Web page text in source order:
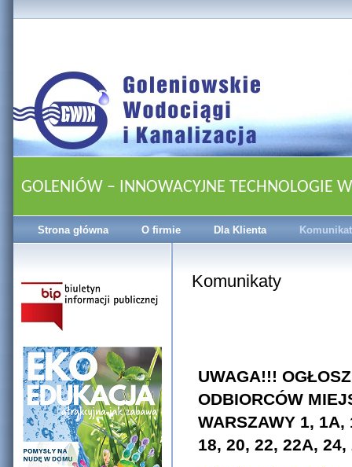
GOLENIÓW – INNOWACYJNE TECHNOLOGIE
Strona główna O firmie Dla Klienta
Komunikaty
UWAGA!!!
ODBIORCÓW
WARSZAWY 1,
18, 20, 22, 22A, 24,